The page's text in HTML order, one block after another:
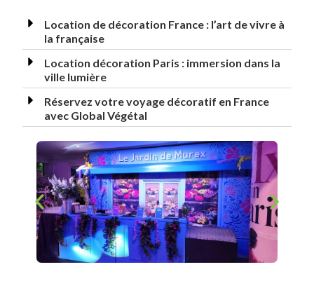
Location de décoration France : l’art de vivre à
la française
Location décoration Paris : immersion dans la
ville lumière
Réservez votre voyage décoratif en France
avec Global Végétal